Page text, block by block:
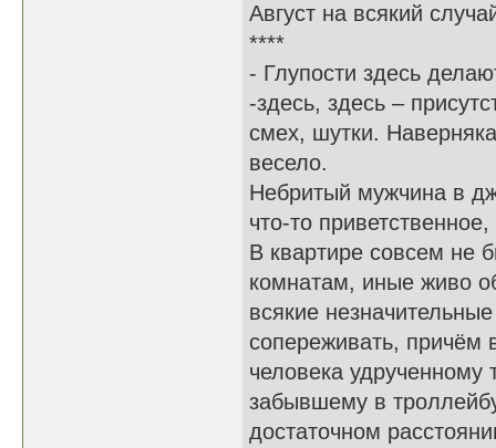
Август на всякий
****
- Глупости здесь
-здесь, здесь –
смех, шутки.
весело.
Небритый мужчина в
что-то
В квартире совсем не
комнатам, иные живо
всякие
сопереживать, причём
человека удрученному
забывшему в
достаточном